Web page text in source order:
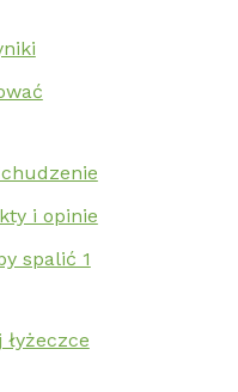
i opinie
spalić 1